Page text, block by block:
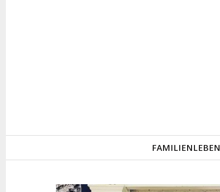
Navigation
FAMILIENLEBEN